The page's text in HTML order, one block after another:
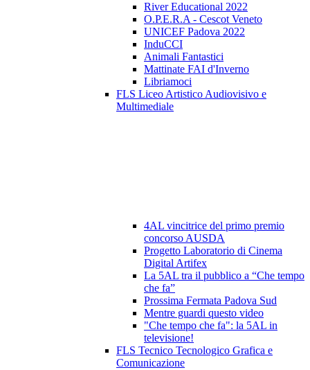
River Educational 2022
O.P.E.R.A - Cescot Veneto
UNICEF Padova 2022
InduCCI
Animali Fantastici
Mattinate FAI d'Inverno
Libriamoci
FLS Liceo Artistico Audiovisivo e
Multimediale
4AL vincitrice del primo premio
concorso AUSDA
Progetto Laboratorio di Cinema
Digital Artifex
La 5AL tra il pubblico a “Che tempo
che fa”
Prossima Fermata Padova Sud
Mentre guardi questo video
"Che tempo che fa": la 5AL in
televisione!
FLS Tecnico Tecnologico Grafica e
Comunicazione